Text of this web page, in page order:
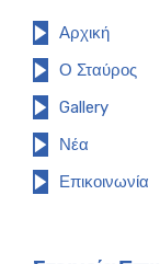
Αρχική
Ο Σταύρος
Gallery
Νέα
Επικοινωνία